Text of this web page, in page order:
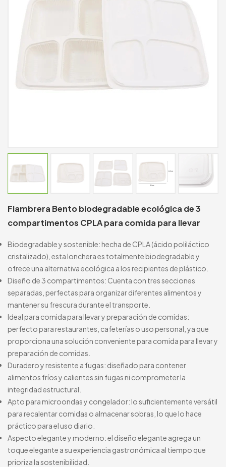
Fiambrera Bento biodegradable ecológica de 3
compartimentos CPLA para comida para llevar
Biodegradable y sostenible: hecha de CPLA (ácido poliláctico
cristalizado), esta lonchera es totalmente biodegradable y
ofrece una alternativa ecológica a los recipientes de plástico.
Diseño de 3 compartimentos: Cuenta con tres secciones
separadas, perfectas para organizar diferentes alimentos y
mantener su frescura durante el transporte.
Ideal para comida para llevar y preparación de comidas:
perfecto para restaurantes, cafeterías o uso personal, ya que
proporciona una solución conveniente para comida para llevar y
preparación de comidas.
Duradero y resistente a fugas: diseñado para contener
alimentos fríos y calientes sin fugas ni comprometer la
integridad estructural.
Apto para microondas y congelador: lo suficientemente versátil
para recalentar comidas o almacenar sobras, lo que lo hace
práctico para el uso diario.
Aspecto elegante y moderno: el diseño elegante agrega un
toque elegante a su experiencia gastronómica al tiempo que
prioriza la sostenibilidad.